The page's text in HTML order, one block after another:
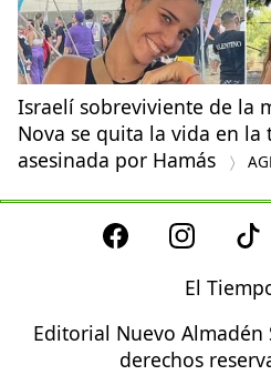
Israelí sobreviviente de la
Nova se quita la vida en la
asesinada por Hamás
El
Editorial Nuevo Almadén
derechos